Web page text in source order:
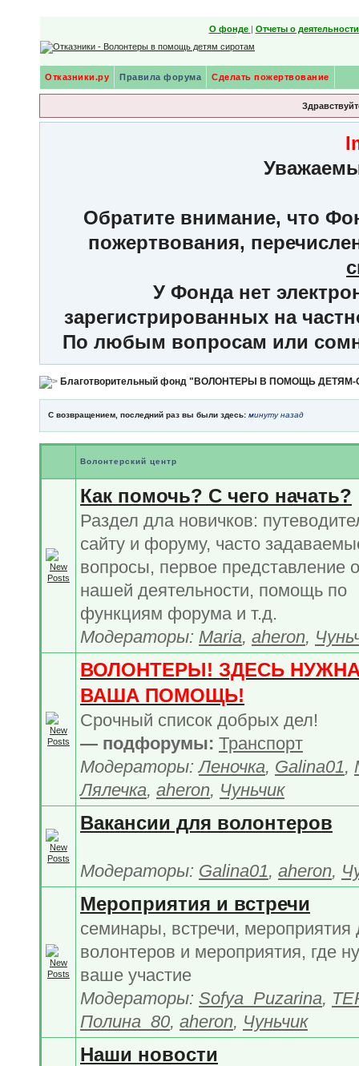
О фонде | Отчеты о
Отказники.ру Правила форума Сделать пожертвование
Обратите внимание, что
пожертвования,
У Фонда нет
зарегистрированных на
По любым вопросам или
Благотворительный фонд "ВОЛОНТЕРЫ В ПОМОЩЬ
С возвращением, последний раз вы были здесь: минуту назад
Волонтерский центр
Как помочь? С чего начать?
Раздел дла новичков:
сайту и форуму, часто
вопросы, первое представление о
нашей деятельности, помощь по
функциям форума и т.д.
Модераторы: Maria, aheron,
ВОЛОНТЕРЫ! ЗДЕСЬ
ВАША ПОМОЩЬ!
Срочный список добрых дел!
— подфорумы: Транспорт
Модераторы:Леночка, Galina01,
Лялечка, aheron, Чуньчик
Вакансии для волонтеров
Модераторы: Galina01, aheron,
Мероприятия и встречи
семинары, встречи, мероприятия
волонтеров и мероприятия, где
ваше участие
Модераторы: Sofya_Puzarina,
Полина_80, aheron, Чуньчик
Наши новости